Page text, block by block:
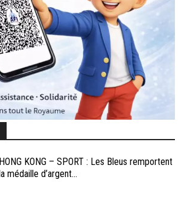
HONG KONG – SPORT : Les Bleus remportent
la médaille d’argent...